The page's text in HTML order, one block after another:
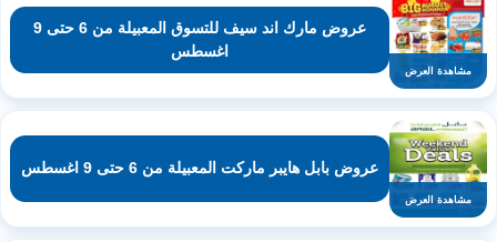
مشاهدة العرض
عروض مارك اند سيف للتسوق المعبيلة من 6 حتى 9
اغسطس
مشاهدة العرض
عروض بابل هايبر ماركت المعبيلة من 6 حتى 9 اغسطس